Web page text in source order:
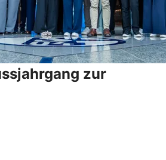
zur